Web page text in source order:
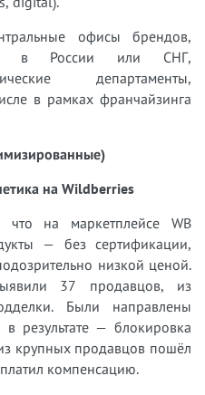
офисы брендов,
в России или СНГ,
департаменты,
в рамках франчайзинга
на Wildberries
что на маркетплейсе WB
— без сертификации,
низкой ценой.
37 продавцов, из
Были направлены
результате — блокировка
крупных продавцов пошёл
компенсацию.